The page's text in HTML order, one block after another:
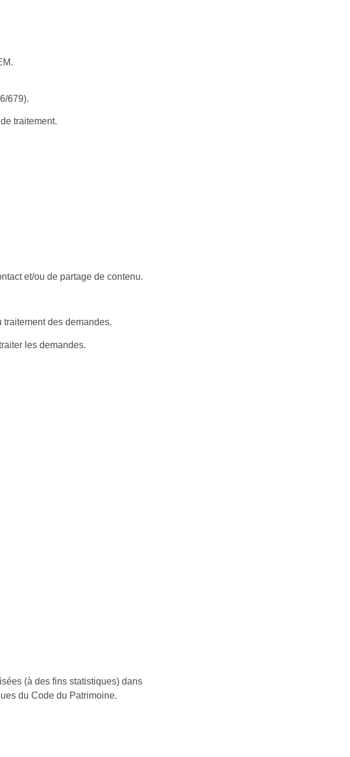
679).
traitement.
et/ou de partage de contenu.
des demandes.
les demandes.
(à des fins statistiques) dans
du Code du Patrimoine.